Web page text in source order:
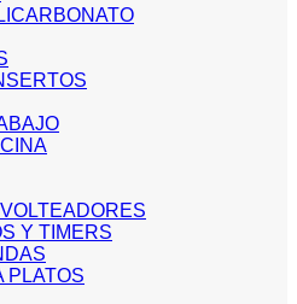
Y TIMERS
PLATOS